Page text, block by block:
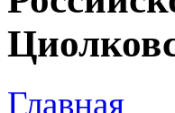
Главная